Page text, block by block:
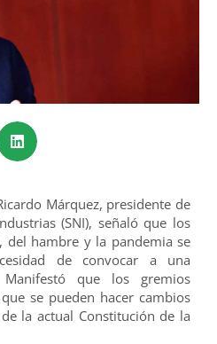
Márquez, presidente de
(SNI), señaló que los
del hambre y la pandemia se
de convocar a una
Manifestó que los gremios
se pueden hacer cambios
la actual Constitución de la